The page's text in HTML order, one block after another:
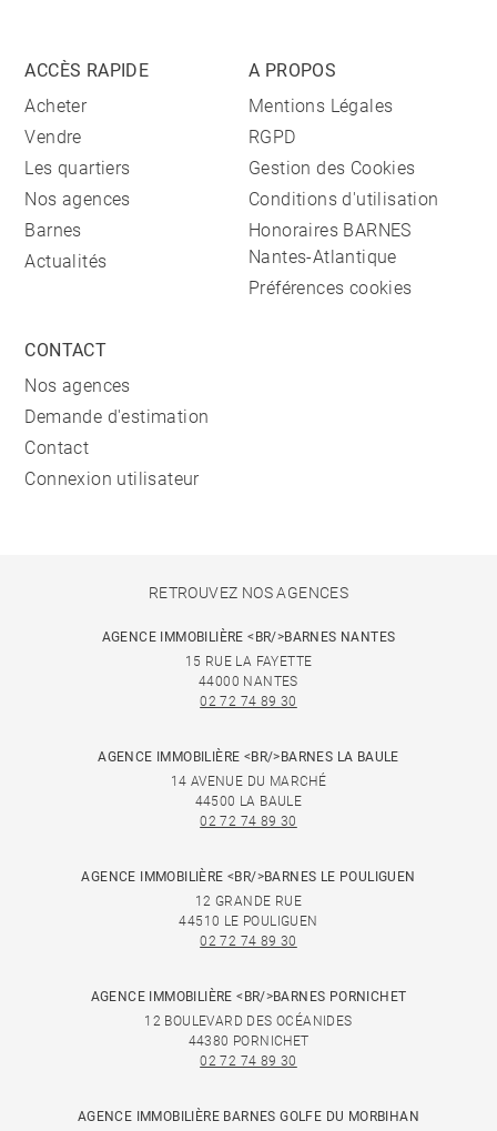
ACCÈS RAPIDE
Acheter
Vendre
Les quartiers
Nos agences
Barnes
Actualités
A PROPOS
Mentions Légales
RGPD
Gestion des Cookies
Conditions d'utilisation
Honoraires BARNES
Nantes-Atlantique
Préférences cookies
CONTACT
Nos agences
Demande d'estimation
Contact
Connexion utilisateur
RETROUVEZ NOS AGENCES
AGENCE IMMOBILIÈRE <BR/>BARNES NANTES
15 RUE LA FAYETTE
44000 NANTES
02 72 74 89 30
AGENCE IMMOBILIÈRE <BR/>BARNES LA BAULE
14 AVENUE DU MARCHÉ
44500 LA BAULE
02 72 74 89 30
AGENCE IMMOBILIÈRE <BR/>BARNES LE POULIGUEN
12 GRANDE RUE
44510 LE POULIGUEN
02 72 74 89 30
AGENCE IMMOBILIÈRE <BR/>BARNES PORNICHET
12 BOULEVARD DES OCÉANIDES
44380 PORNICHET
02 72 74 89 30
AGENCE IMMOBILIÈRE BARNES GOLFE DU MORBIHAN